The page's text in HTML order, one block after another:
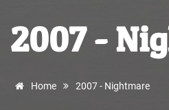
2007 -
Home 2007 - Nightmare